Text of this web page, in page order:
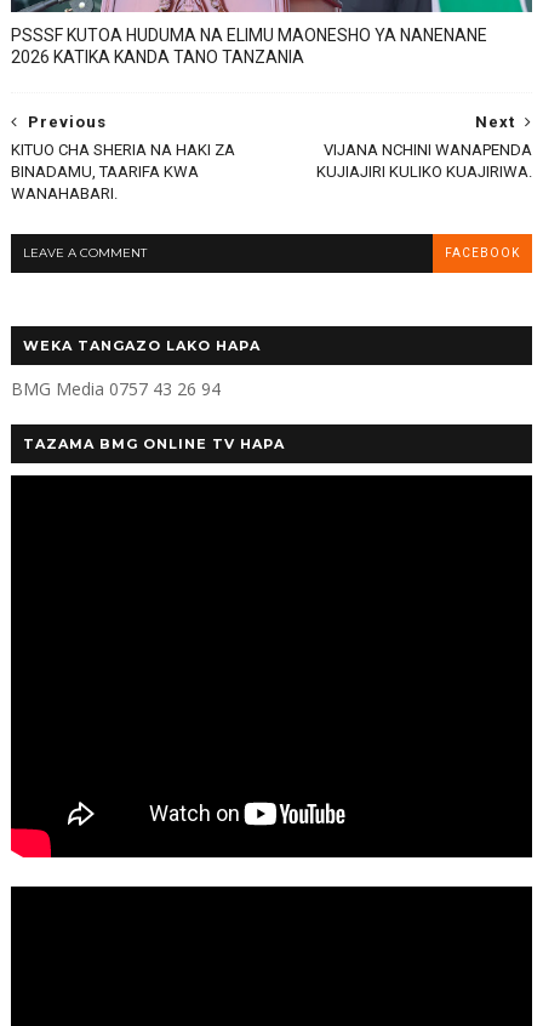
PSSSF KUTOA HUDUMA NA ELIMU MAONESHO YA NANENANE
2026 KATIKA KANDA TANO TANZANIA
Next
VIJANA NCHINI WANAPENDA
KUJIAJIRI KULIKO KUAJIRIWA.
Previous
KITUO CHA SHERIA NA HAKI ZA
BINADAMU, TAARIFA KWA
WANAHABARI.
LEAVE A COMMENT FACEBOOK
WEKA TANGAZO LAKO HAPA
BMG Media 0757 43 26 94
TAZAMA BMG ONLINE TV HAPA